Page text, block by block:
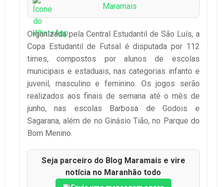
Maramais
Organizada pela Central Estudantil de São Luís, a
Copa Estudantil de Futsal é disputada por 112
times, compostos por alunos de escolas
municipais e estaduais, nas categorias infanto e
juvenil, masculino e feminino. Os jogos serão
realizados aos finais de semana até o mês de
junho, nas escolas Barbosa de Godois e
Sagarana, além de no Ginásio Tião, no Parque do
Bom Menino.
Seja parceiro do Blog Maramais e vire
notícia no Maranhão todo